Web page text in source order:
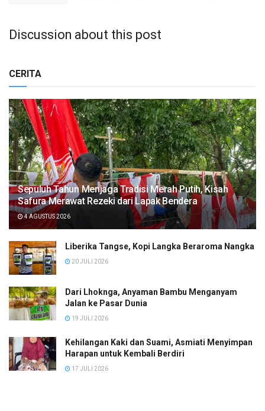
Discussion about this post
CERITA
Sepuluh Tahun Menjaga Tradisi Merah Putih, Kisah
Safura Merawat Rezeki dari Lapak Bendera
4 AGUSTUS 2026
Liberika Tangse, Kopi Langka Beraroma Nangka
20 JULI 2026
Dari Lhoknga, Anyaman Bambu Menganyam
Jalan ke Pasar Dunia
19 JULI 2026
Kehilangan Kaki dan Suami, Asmiati Menyimpan
Harapan untuk Kembali Berdiri
17 JULI 2026